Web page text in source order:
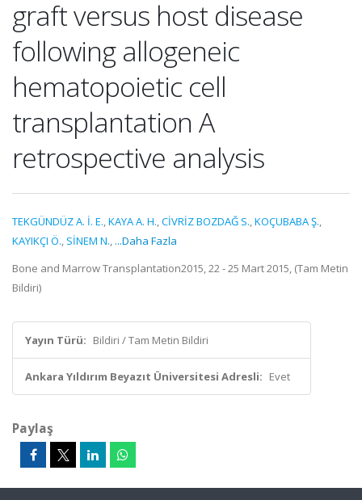
graft versus host disease
following allogeneic
hematopoietic cell
transplantation A
retrospective analysis
TEKGÜNDÜZ A. İ. E.,KAYA A. H.,CİVRİZ BOZDAĞ S.,KOÇUBABA Ş.,
KAYIKÇI Ö., SİNEM N., ...Daha Fazla
Bone and Marrow Transplantation2015, 22 - 25 Mart 2015, (Tam Metin
Bildiri)
Yayın Türü: Bildiri / Tam Metin Bildiri
Ankara Yıldırım Beyazıt Üniversitesi Adresli: Evet
Paylaş